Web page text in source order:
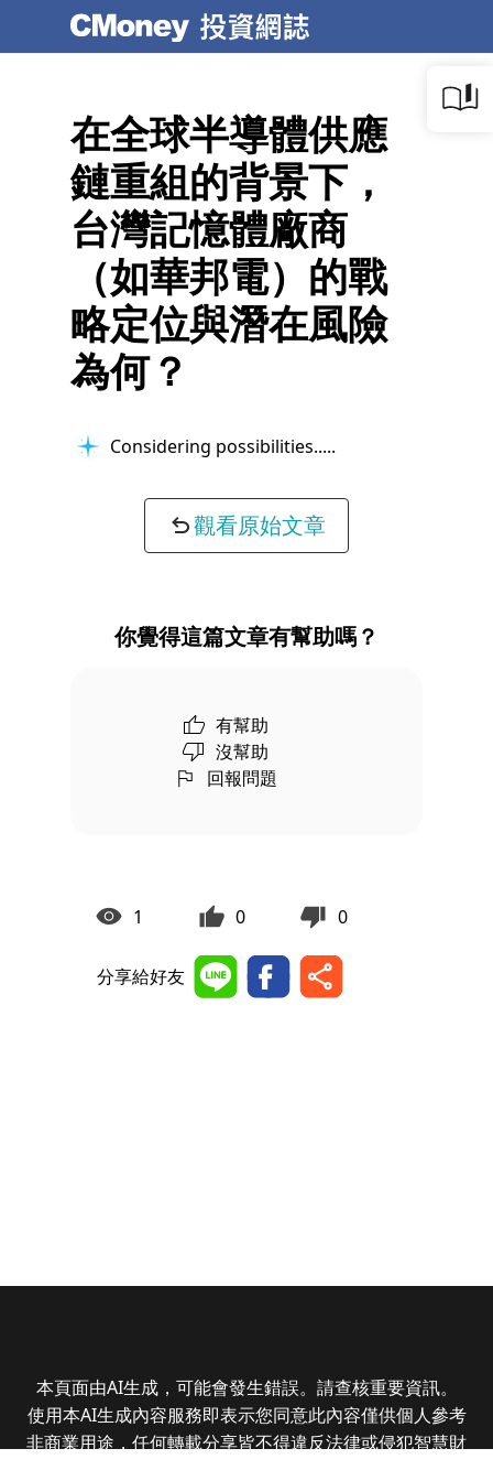
在全球半導體供應
鏈重組的背景下，
台灣記憶體廠商
（如華邦電）的戰
略定位與潛在風險
為何？
Considering possibilities...
觀看原始文章
你覺得這篇文章有幫助嗎？
有幫助
沒幫助
回報問題
1 0 0
分享給好友
本頁面由AI生成，可能會發生錯誤。請查核重要資訊。
使用本AI生成內容服務即表示您同意此內容僅供個人參考
非商業用途，任何轉載分享皆不得違反法律或侵犯智慧財